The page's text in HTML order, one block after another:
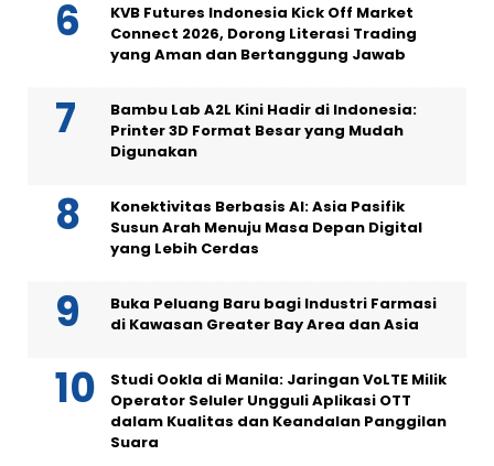
KVB Futures Indonesia Kick Off Market
Connect 2026, Dorong Literasi Trading
yang Aman dan Bertanggung Jawab
Bambu Lab A2L Kini Hadir di Indonesia:
Printer 3D Format Besar yang Mudah
Digunakan
Konektivitas Berbasis AI: Asia Pasifik
Susun Arah Menuju Masa Depan Digital
yang Lebih Cerdas
Buka Peluang Baru bagi Industri Farmasi
di Kawasan Greater Bay Area dan Asia
Studi Ookla di Manila: Jaringan VoLTE Milik
Operator Seluler Ungguli Aplikasi OTT
dalam Kualitas dan Keandalan Panggilan
Suara